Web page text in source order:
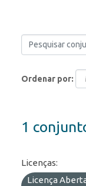
Ordenar por
1
Licenças:
Licença